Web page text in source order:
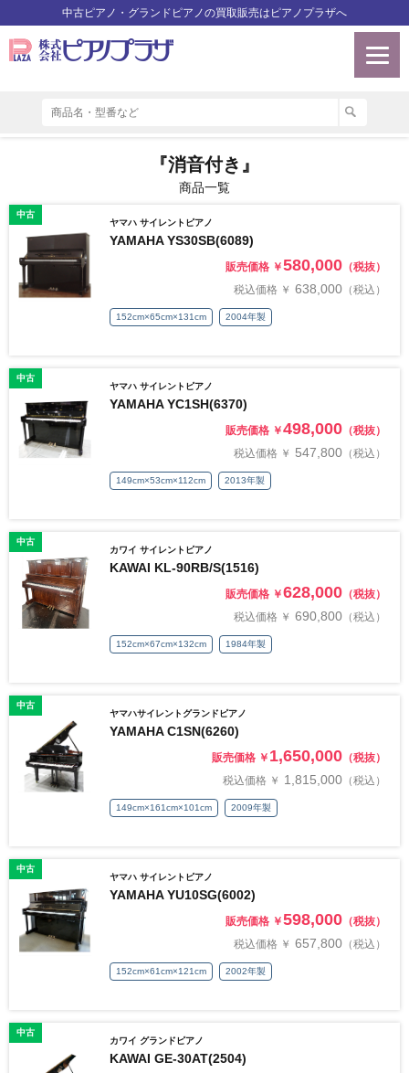
中古ピアノ・グランドピアノの買取販売はピアノプラザへ
『消音付き』
商品一覧
中古
ヤマハ サイレントピアノ
YAMAHA YS30SB(6089)
販売価格 ￥580,000 （税抜）
税込価格 ￥ 638,000 （税込）
152cm×65cm×131cm 2004年製
中古
ヤマハ サイレントピアノ
YAMAHA YC1SH(6370)
販売価格 ￥498,000 （税抜）
税込価格 ￥ 547,800 （税込）
149cm×53cm×112cm 2013年製
中古
カワイ サイレントピアノ
KAWAI KL-90RB/S(1516)
販売価格 ￥628,000 （税抜）
税込価格 ￥ 690,800 （税込）
152cm×67cm×132cm 1984年製
中古
ヤマハサイレントグランドピアノ
YAMAHA C1SN(6260)
販売価格 ￥ 1,650,000 （税抜）
税込価格 ￥ 1,815,000 （税込）
149cm×161cm×101cm 2009年製
中古
ヤマハ サイレントピアノ
YAMAHA YU10SG(6002)
販売価格 ￥598,000 （税抜）
税込価格 ￥ 657,800 （税込）
152cm×61cm×121cm 2002年製
中古
カワイ グランドピアノ
KAWAI GE-30AT(2504)